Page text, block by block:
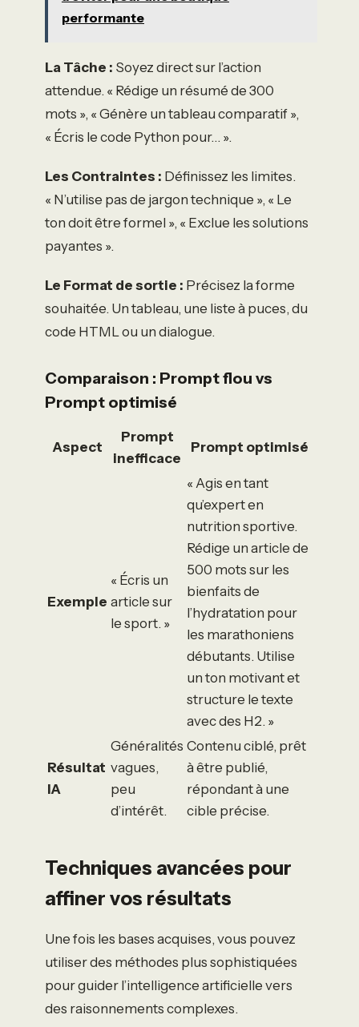
performante
La Tâche : Soyez direct sur l’action
attendue. « Rédige un résumé de 300
mots », « Génère un tableau comparatif »,
« Écris le code Python pour… ».
Les Contraintes : Définissez les limites.
« N’utilise pas de jargon technique », « Le
ton doit être formel », « Exclue les solutions
payantes ».
Le Format de sortie : Précisez la forme
souhaitée. Un tableau, une liste à puces, du
code HTML ou un dialogue.
Comparaison : Prompt flou vs
Prompt optimisé
Aspect
Prompt
inefficace
Prompt optimisé
Exemple
« Écris un
article sur
le sport. »
« Agis en tant
qu’expert en
nutrition sportive.
Rédige un article de
500 mots sur les
bienfaits de
l’hydratation pour
les marathoniens
débutants. Utilise
un ton motivant et
structure le texte
avec des H2. »
Résultat
IA
Généralités
vagues,
peu
d’intérêt.
Contenu ciblé, prêt
à être publié,
répondant à une
cible précise.
Techniques avancées pour
affiner vos résultats
Une fois les bases acquises, vous pouvez
utiliser des méthodes plus sophistiquées
pour guider l’intelligence artificielle vers
des raisonnements complexes.